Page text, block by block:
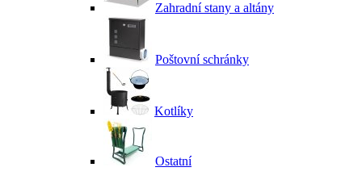
Zahradní stany a altány
Poštovní schránky
Kotlíky
Ostatní